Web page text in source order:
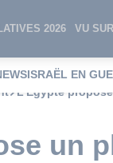
2026 VU
ISRAËL EN
L’Égypte
un